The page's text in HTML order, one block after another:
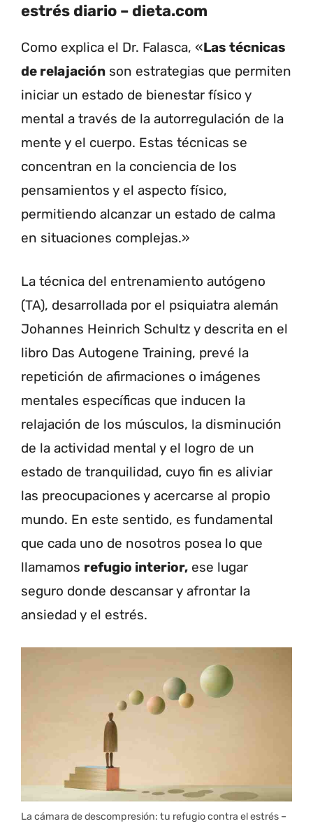
estrés diario – dieta.com
Como explica el Dr. Falasca, «Las técnicas
de relajación son estrategias que permiten
iniciar un estado de bienestar físico y
mental a través de la autorregulación de la
mente y el cuerpo. Estas técnicas se
concentran en la conciencia de los
pensamientos y el aspecto físico,
permitiendo alcanzar un estado de calma
en situaciones complejas.»
La técnica del entrenamiento autógeno
(TA), desarrollada por el psiquiatra alemán
Johannes Heinrich Schultz y descrita en el
libro Das Autogene Training, prevé la
repetición de afirmaciones o imágenes
mentales específicas que inducen la
relajación de los músculos, la disminución
de la actividad mental y el logro de un
estado de tranquilidad, cuyo fin es aliviar
las preocupaciones y acercarse al propio
mundo. En este sentido, es fundamental
que cada uno de nosotros posea lo que
llamamos refugio interior, ese lugar
seguro donde descansar y afrontar la
ansiedad y el estrés.
La cámara de descompresión: tu refugio contra el estrés –